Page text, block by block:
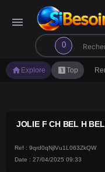
menu
0
search
home Explore looks_oneTop
JOLIE F CH BEL H
Ref : 9qrd0qNjlVu1L063ZkQW
Date : 27/04/2025 09:33